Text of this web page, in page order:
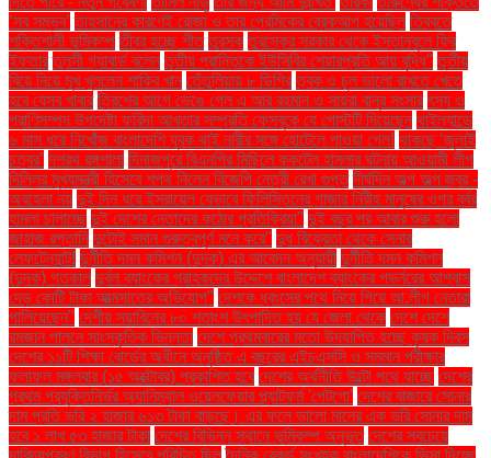
‘সব সম্ভব’ তাহসানের কারণেই রোজা ও তার প্রেমিকের ব্রেকআপ হয়েছিল তিব্বতে
শক্তিশালী ভূমিকম্প তীব্র হচ্ছে শীত তুরস্ক তুরস্কের সরকার থেকে ইস্তানবুলে ফ্রি
ইফতার তুলসী গ্যাবার্ড বলেন তৃতীয় প্রান্তিকে ইউসিবির শেয়ারপ্রতি আয় বৃদ্ধি" তৃতীয়
বিয়ে নিয়ে মুখ খুললেন শাকিব খান তেঁতুলিয়ায় ৮ ডিগ্রি ত্বক ও চুল ভালো রাখতে খেতে
হবে যেসব খাবার ত্রিশের আগে ভেঙে গেল এ আর রহমান ও সায়রা বানুর সংসার ৎস্য ও
প্রাণিসম্পদ উপদেষ্টা ফরিদা আখতার সম্প্রতি ফেসবুকে যে পোস্টটি দিয়েছেন থাইল্যান্ডে
৬ মাস ধরে নিখোঁজ বাংলাদেশি যুবক থাই নারীর সঙ্গে হোটেলে পাওয়া গেল! থাকছে ‘জুলাই
চত্বর’ দশরথ রঙ্গশালা দিনাজপুরে বিএনপির মিছিলে ককটেল হামলার ঘটনায় আওয়ামী লীগ
দিল্লির মুখ্যমন্ত্রী হিসেবে শপথ নিলেন বিজেপি নেত্রী রেখা গুপ্ত দীর্ঘদিন অল্প অল্প জ্বর -
অবহেলা নয় দুই দিন ধরে ইসরায়েল যেভাবে ফিলিস্তিনের গাজার নিরীহ মানুষের ওপর বর্বর
হামলা চালাচ্ছে দুই দেশের নেতাদের কঠোর প্রতিক্রিয়া" দুই বছর পর আবার শুরু হলো
জাহাজ রপ্তানি দুটোই সমান গুরুত্বপূর্ণ মনে করে" দুধ বিক্রেতা থেকে সেনার
লেফটেন্যান্ট! দুর্নীতি দমন কমিশন (দুদক) এর আবেদন অনুযায়ী দুর্নীতি দমন কমিশন
(দুদক) গতকাল দুর্বল ব্যাংকের গ্রাহকদের উদ্দেশে বাংলাদেশ ব্যাংকের গভর্নরের আশ্বাস
দেড় কোটি টাকা আত্মসাতের অভিযোগ" দেশকে ধ্বংসের পথে নিয়ে গিয়ে আ.লীগ নেতারা
পালিয়েছেন" দেশীয় সয়াবিনের ৮০ শতাংশ উৎপাদিত হয় যে জেলা থেকে দেশে দেশে
রমজান পালনে সাংস্কৃতিক ভিন্নতা দেশে প্রথমবারের মতো উদযাপিত হচ্ছে কৃষক দিবস
দেশের ১১টি শিক্ষা বোর্ডের অধীনে অনুষ্ঠিত এ বছরের এইচএসসি ও সমমান পরীক্ষার
ফলাফল মঙ্গলবার (১৫ অক্টোবর) প্রকাশিত হবে দেশের অর্থনীতি উল্টো পথে যাচ্ছে দেশের
প্রথম প্রযুক্তিনির্ভর অ্যানিম্যাল ওয়েলফেয়ার প্ল্যাটফর্ম 'পেটগো' দেশের বাজারে সোনার
দাম প্রতি ভরি ২ হাজার ৬১৩ টাকা বাড়ছে। এর ফলে ভালো মানের এক ভরি সোনার দাম
হবে ১ লাখ ৫৩ হাজার টাকা দেশের বিভিন্ন স্থানে ভূমিকম্প অনুভূত দেশের সবচেয়ে